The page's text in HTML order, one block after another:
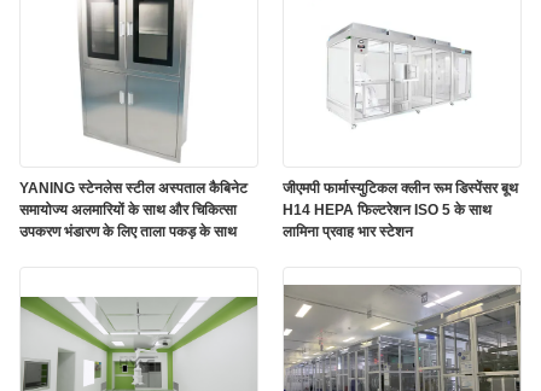
YANING स्टेनलेस स्टील अस्पताल कैबिनेट
समायोज्य अलमारियों के साथ और चिकित्सा
उपकरण भंडारण के लिए ताला पकड़ के साथ
जीएमपी फार्मास्युटिकल क्लीन रूम डिस्पेंसर बूथ
H14 HEPA फिल्टरेशन ISO 5 के साथ
लामिना प्रवाह भार स्टेशन